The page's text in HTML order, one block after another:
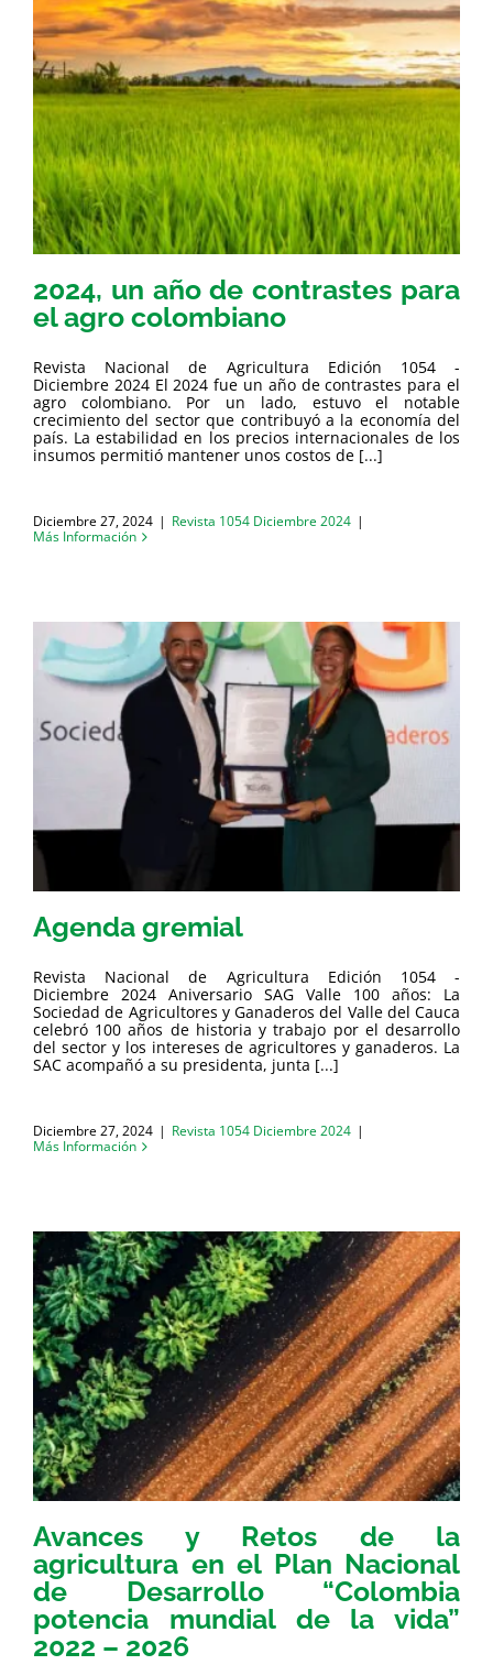
2024, un año de contrastes para
el agro colombiano
Revista Nacional de Agricultura Edición 1054 -
Diciembre 2024 El 2024 fue un año de contrastes para el
agro colombiano. Por un lado, estuvo el notable
crecimiento del sector que contribuyó a la economía del
país. La estabilidad en los precios internacionales de los
insumos permitió mantener unos costos de [...]
Diciembre 27, 2024 | Revista 1054 Diciembre 2024 |
Más Información
Agenda gremial
Revista Nacional de Agricultura Edición 1054 -
Diciembre 2024 Aniversario SAG Valle 100 años: La
Sociedad de Agricultores y Ganaderos del Valle del Cauca
celebró 100 años de historia y trabajo por el desarrollo
del sector y los intereses de agricultores y ganaderos. La
SAC acompañó a su presidenta, junta [...]
Diciembre 27, 2024 | Revista 1054 Diciembre 2024 |
Más Información
Avances y Retos de la
agricultura en el Plan Nacional
de Desarrollo “Colombia
potencia mundial de la vida”
2022 – 2026